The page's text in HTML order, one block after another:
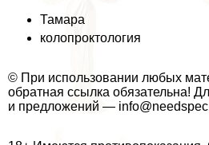
Тамара
колопроктология
© При использовании любых
обратная ссылка обязательна!
и предложений —